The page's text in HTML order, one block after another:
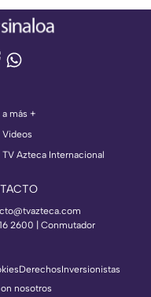
a más +
Videos
TV Azteca Internacional
2600 | Conmutador
DerechosInversionistas
nosotros